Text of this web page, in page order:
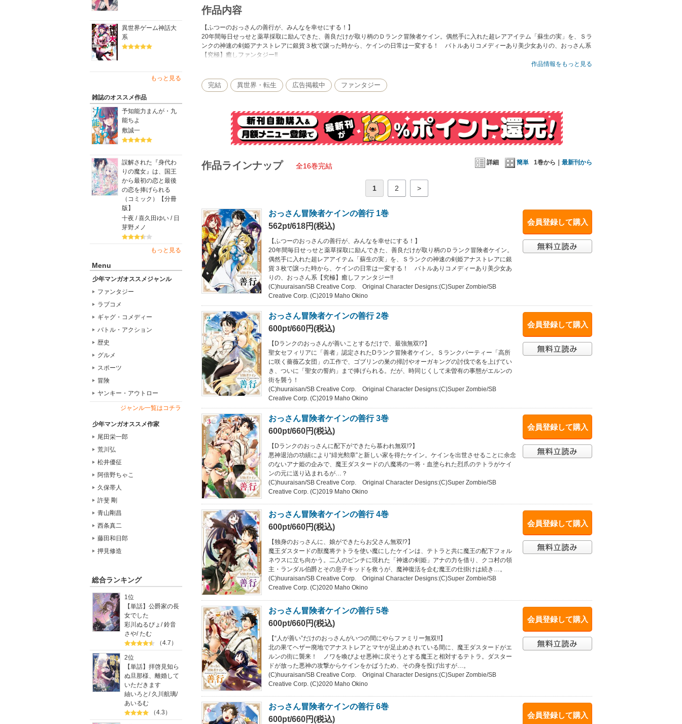
異世界ゲーム神話大
系
もっと見る
雑誌のオススメ作品
予知能力まんが・九
能ちよ
敷誠一
誤解された『身代わ
りの魔女』は、国王
から最初の恋と最後
の恋を捧げられる
（コミック）【分冊
版】
十夜 / 喜久田ゆい / 日
芽野メノ
もっと見る
Menu
少年マンガオススメジャンル
ファンタジー
ラブコメ
ギャグ・コメディー
バトル・アクション
歴史
グルメ
スポーツ
冒険
ヤンキー・アウトロー
ジャンル一覧はコチラ
少年マンガオススメ作家
尾田栄一郎
荒川弘
松井優征
阿倍野ちゃこ
久保帯人
許斐 剛
青山剛昌
西条真二
藤田和日郎
押見修造
総合ランキング
1位
【単話】公爵家の長
女でした
彩川ぬるぴょ /鈴音
さや/たむ
（4.7）
2位
【単話】拝啓見知ら
ぬ旦那様、離婚して
いただきます
紬いろと / 久川航璃/
あいるむ
（4.3）
作品内容
【ふつーのおっさんの善行が、みんなを幸せにする！】
20年間毎日せっせと薬草採取に励んできた、善良だけが取り柄のＤランク冒険者ケイン。偶然手に入れた超レアアイテム「蘇生の実」を、Ｓラ
ンクの神速の剣姫アナストレアに銀貨３枚で譲った時から、ケインの日常は一変する！ バトルありコメディーあり美少女ありの、おっさん系
【究極】癒しファンタジー!!
作品情報をもっと見る
完結 異世界・転生 広告掲載中 ファンタジー
詳細 簡単 1巻から｜ 最新刊から
作品ラインナップ 全16巻完結
1 2 >
会員登録して購入
おっさん冒険者ケインの善行 1巻
562pt/618円(税込)
【ふつーのおっさんの善行が、みんなを幸せにする！】
20年間毎日せっせと薬草採取に励んできた、善良だけが取り柄のＤランク冒険者ケイン。
偶然手に入れた超レアアイテム「蘇生の実」を、Ｓランクの神速の剣姫アナストレアに銀
貨３枚で譲った時から、ケインの日常は一変する！ バトルありコメディーあり美少女あ
りの、おっさん系【究極】癒しファンタジー!!
(C)huuraisan/SB Creative Corp. Original Character Designs:(C)Super Zombie/SB
Creative Corp. (C)2019 Maho Okino
会員登録して購入
おっさん冒険者ケインの善行 2巻
600pt/660円(税込)
【Dランクのおっさんが善いことするだけで、最強無双!?】
聖女セフィリアに「善者」認定されたDランク冒険者ケイン。Ｓランクパーティー「高所
に咲く薔薇乙女団」の工作で、ゴブリンの巣の掃討やオーガキングの討伐で名を上げてい
き、ついに「聖女の誓約」まで捧げられる。だが、時同じくして未曽有の事態がエルンの
街を襲う！
(C)huuraisan/SB Creative Corp. Original Character Designs:(C)Super Zombie/SB
Creative Corp. (C)2019 Maho Okino
会員登録して購入
おっさん冒険者ケインの善行 3巻
600pt/660円(税込)
【Dランクのおっさんに配下ができたら慕われ無双!?】
悪神退治の功績により“緋光勲章”と新しい家を得たケイン。ケインを出世させることに余念
のないアナ姫の企みで、魔王ダスタードの八魔将の一将・血塗られた烈爪のテトラがケイ
ンの元に送り込まれるが…？
(C)huuraisan/SB Creative Corp. Original Character Designs:(C)Super Zombie/SB
Creative Corp. (C)2019 Maho Okino
会員登録して購入
おっさん冒険者ケインの善行 4巻
600pt/660円(税込)
【独身のおっさんに、娘ができたらお父さん無双!?】
魔王ダスタードの獣魔将テトラを使い魔にしたケインは、テトラと共に魔王の配下フォル
ネウスに立ち向かう。二人のピンチに現れた「神速の剣姫」アナの力を借り、クコ村の領
主・ランダル伯爵とその息子キッドを救うが、魔神復活を企む魔王の仕掛けは続き…。
(C)huuraisan/SB Creative Corp. Original Character Designs:(C)Super Zombie/SB
Creative Corp. (C)2020 Maho Okino
会員登録して購入
おっさん冒険者ケインの善行 5巻
600pt/660円(税込)
【“人が善い”だけのおっさんがいつの間にやらファミリー無双!!】
北の果てヘザー廃地でアナストレアとマヤが足止めされている間に、魔王ダスタードがエ
ルンの街に襲来！ ノワを喚びよせ悪神に戻そうとする魔王と相対するテトラ。ダスター
ドが放った悪神の攻撃からケインをかばうため、その身を投げ出すが…。
(C)huuraisan/SB Creative Corp. Original Character Designs:(C)Super Zombie/SB
Creative Corp. (C)2020 Maho Okino
会員登録して購入
おっさん冒険者ケインの善行 6巻
600pt/660円(税込)